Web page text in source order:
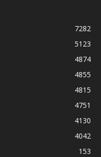
7282
5123
4874
4855
4815
4751
4130
4042
153